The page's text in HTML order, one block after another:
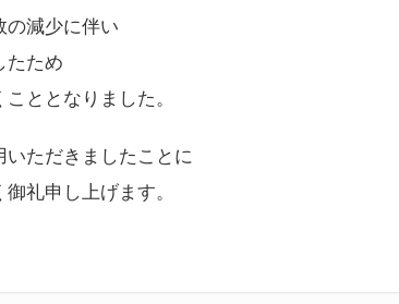
の減少に伴い
たため
ととなりました。
ただきましたことに
礼申し上げます。